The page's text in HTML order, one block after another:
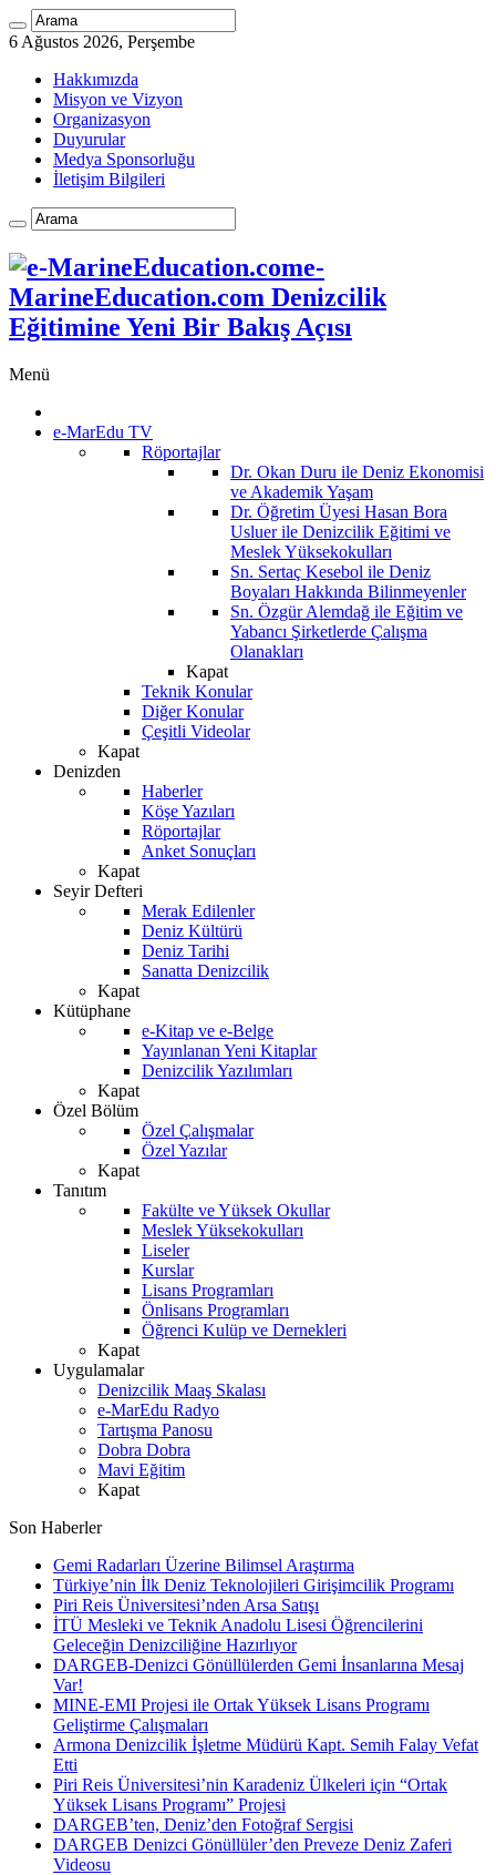
6 Ağustos 2026, Perşembe
Hakkımızda
Misyon ve Vizyon
Organizasyon
Duyurular
Medya Sponsorluğu
İletişim Bilgileri
e-
MarineEducation.com Denizcilik
Eğitimine Yeni Bir Bakış Açısı
Menü
e-MarEdu TV
Röportajlar
Dr. Okan Duru ile Deniz Ekonomisi
ve Akademik Yaşam
Dr. Öğretim Üyesi Hasan Bora
Usluer ile Denizcilik Eğitimi ve
Meslek Yüksekokulları
Sn. Sertaç Kesebol ile Deniz
Boyaları Hakkında Bilinmeyenler
Sn. Özgür Alemdağ ile Eğitim ve
Yabancı Şirketlerde Çalışma
Olanakları
Kapat
Teknik Konular
Diğer Konular
Çeşitli Videolar
Kapat
Denizden
Haberler
Köşe Yazıları
Röportajlar
Anket Sonuçları
Kapat
Seyir Defteri
Merak Edilenler
Deniz Kültürü
Deniz Tarihi
Sanatta Denizcilik
Kapat
Kütüphane
e-Kitap ve e-Belge
Yayınlanan Yeni Kitaplar
Denizcilik Yazılımları
Kapat
Özel Bölüm
Özel Çalışmalar
Özel Yazılar
Kapat
Tanıtım
Fakülte ve Yüksek Okullar
Meslek Yüksekokulları
Liseler
Kurslar
Lisans Programları
Önlisans Programları
Öğrenci Kulüp ve Dernekleri
Kapat
Uygulamalar
Denizcilik Maaş Skalası
e-MarEdu Radyo
Tartışma Panosu
Dobra Dobra
Mavi Eğitim
Kapat
Son Haberler
Gemi Radarları Üzerine Bilimsel Araştırma
Türkiye’nin İlk Deniz Teknolojileri Girişimcilik Programı
Piri Reis Üniversitesi’nden Arsa Satışı
İTÜ Mesleki ve Teknik Anadolu Lisesi Öğrencilerini
Geleceğin Denizciliğine Hazırlıyor
DARGEB-Denizci Gönüllülerden Gemi İnsanlarına Mesaj
Var!
MINE-EMI Projesi ile Ortak Yüksek Lisans Programı
Geliştirme Çalışmaları
Armona Denizcilik İşletme Müdürü Kapt. Semih Falay Vefat
Etti
Piri Reis Üniversitesi’nin Karadeniz Ülkeleri için “Ortak
Yüksek Lisans Programı” Projesi
DARGEB’ten, Deniz’den Fotoğraf Sergisi
DARGEB Denizci Gönüllüler’den Preveze Deniz Zaferi
Videosu